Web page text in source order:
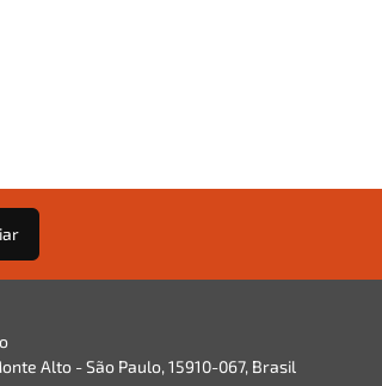
Alto - São Paulo, 15910-067, Brasil